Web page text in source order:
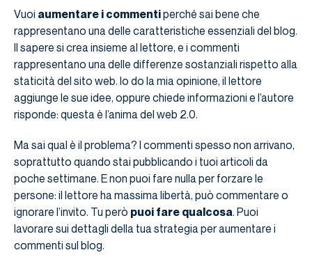
Vuoi aumentare i commentiperché sai bene che
rappresentano una delle caratteristiche essenziali del blog.
Il sapere si crea insieme al lettore, e i commenti
rappresentano una delle differenze sostanziali rispetto alla
staticità del sito web. Io do la mia opinione, il lettore
aggiunge le sue idee, oppure chiede informazioni e l’autore
risponde: questa è l’anima del web 2.0.
Ma sai qual è il problema? I commenti spesso non arrivano,
soprattutto quando stai pubblicando i tuoi articoli da
poche settimane. E non puoi fare nulla per forzare le
persone: il lettore ha massima libertà, può commentare o
ignorare l’invito. Tu però puoi fare qualcosa. Puoi
lavorare sui dettagli della tua strategia per aumentare i
commenti sul blog.